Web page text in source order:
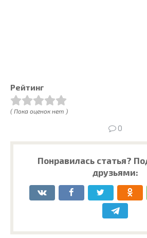
Рейтинг
( Пока оценок нет )
0
Понравилась статья?
друзьями: